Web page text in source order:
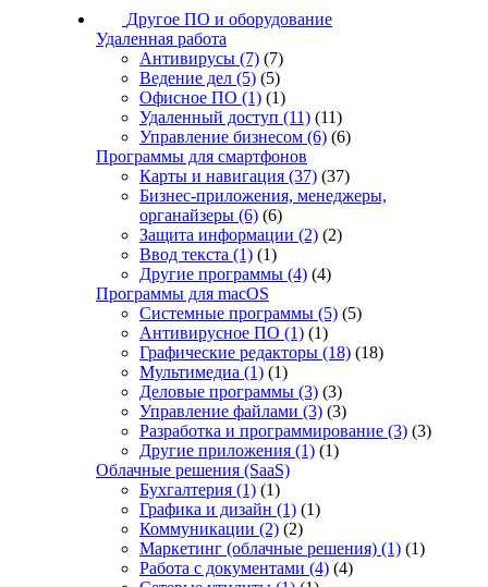
Другое ПО и оборудование
Удаленная работа
Антивирусы (7) (7)
Ведение дел (5) (5)
Офисное ПО (1) (1)
Удаленный доступ (11) (11)
Управление бизнесом (6) (6)
Программы для смартфонов
Карты и навигация (37) (37)
Бизнес-приложения, менеджеры,
органайзеры (6) (6)
Защита информации (2) (2)
Ввод текста (1) (1)
Другие программы (4) (4)
Программы для macOS
Системные программы (5) (5)
Антивирусное ПО (1) (1)
Графические редакторы (18) (18)
Мультимедиа (1) (1)
Деловые программы (3) (3)
Управление файлами (3) (3)
Разработка и программирование (3) (3)
Другие приложения (1) (1)
Облачные решения (SaaS)
Бухгалтерия (1) (1)
Графика и дизайн (1) (1)
Коммуникации (2) (2)
Маркетинг (облачные решения) (1) (1)
Работа с документами (4) (4)